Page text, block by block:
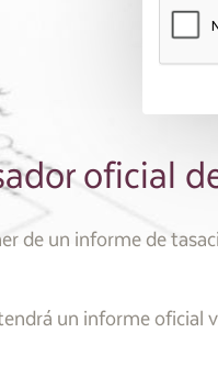
oficial
de un informe de
un informe